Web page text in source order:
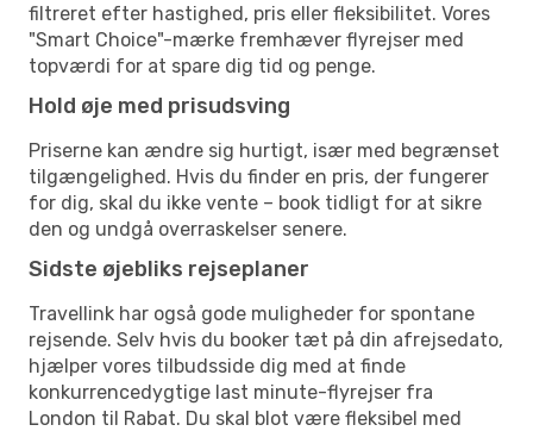
filtreret efter hastighed, pris eller fleksibilitet. Vores
"Smart Choice"-mærke fremhæver flyrejser med
topværdi for at spare dig tid og penge.
Hold øje med prisudsving
Priserne kan ændre sig hurtigt, især med begrænset
tilgængelighed. Hvis du finder en pris, der fungerer
for dig, skal du ikke vente – book tidligt for at sikre
den og undgå overraskelser senere.
Sidste øjebliks rejseplaner
Travellink har også gode muligheder for spontane
rejsende. Selv hvis du booker tæt på din afrejsedato,
hjælper vores tilbudsside dig med at finde
konkurrencedygtige last minute-flyrejser fra
London til Rabat. Du skal blot være fleksibel med